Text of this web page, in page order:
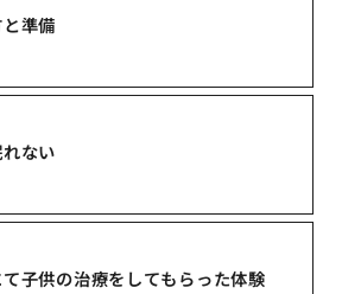
準備
ない
子供の治療をしてもらった体験